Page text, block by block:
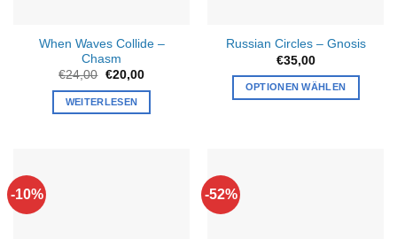
When Waves Collide –
Chasm
€24,00 Ursprünglicher
war:
€24,00
€20,00Aktueller
WEITERLESEN
Russian Circles – Gnosis
€35,00
OPTIONEN WÄHLEN
-10% -52%